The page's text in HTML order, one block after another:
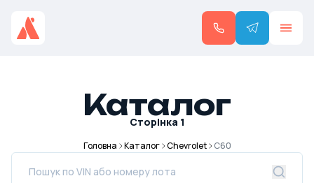
Каталог
Сторінка 1
Головна Каталог Chevrolet C60